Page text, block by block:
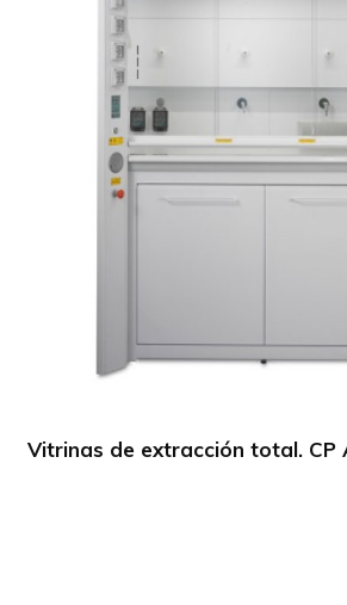
Vitrinas de extracción total. CP